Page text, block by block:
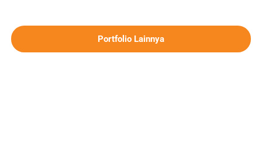
Portfolio Lainnya